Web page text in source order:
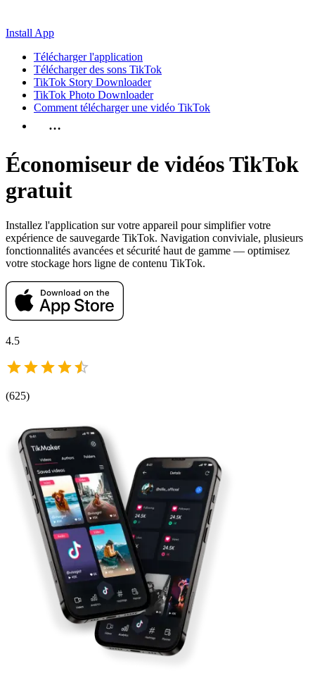
Install App
Télécharger l'application
Télécharger des sons TikTok
TikTok Story Downloader
TikTok Photo Downloader
Comment télécharger une vidéo TikTok
…
Économiseur de vidéosTikTok
gratuit
Installez l'application sur votre appareil pour simplifier votre
expérience de sauvegarde TikTok. Navigation conviviale, plusieurs
fonctionnalités avancées et sécurité haut de gamme — optimisez
votre stockage hors ligne de contenu TikTok.
4.5
(625)